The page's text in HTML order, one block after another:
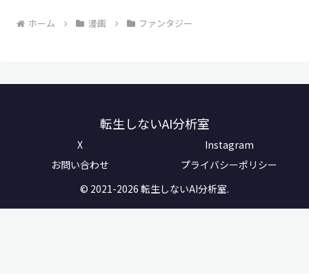
ホーム 漫画 ファンタジー
転生しないAI分析室
X
Instagram
お問い合わせ
プライバシーポリシー
© 2021-2026 転生しないAI分析室.